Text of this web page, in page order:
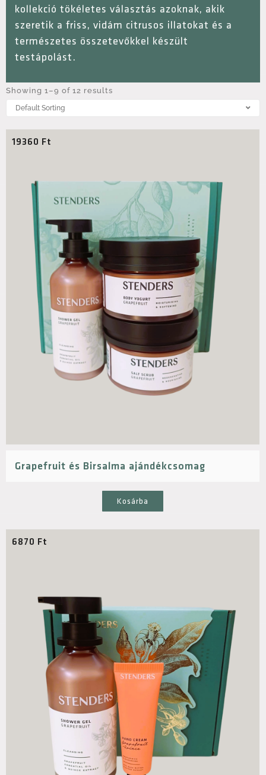
kollekció tökéletes választás azoknak, akik
szeretik a friss, vidám citrusos illatokat és a
természetes összetevőkkel készült
testápolást.
Showing 1–9 of 12 results
19360 Ft
Grapefruit és Birsalma ajándékcsomag
Kosárba
6870 Ft